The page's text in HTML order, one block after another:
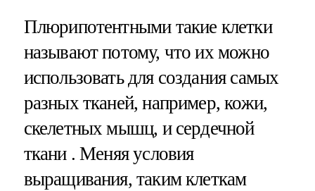
Плюрипотентными такие клетки
называют потому, что их можно
использовать для создания самых
разных тканей, например, кожи,
скелетных мышц, и сердечной
ткани . Меняя условия
выращивания, таким клеткам